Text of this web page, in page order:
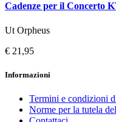
Cadenze per il Concerto
Ut Orpheus
€ 21,95
Informazioni
Termini e condizioni
Norme per la tutela